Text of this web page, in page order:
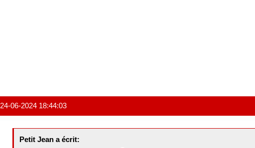
24-06-2024 18:44:03
Petit Jean a écrit: